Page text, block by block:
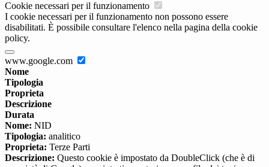
Cookie necessari per il funzionamento
I cookie necessari per il funzionamento non possono essere
disabilitati. È possibile consultare l'elenco nella pagina della cookie
policy.
www.google.com
Nome
Tipologia
Proprieta
Descrizione
Durata
Nome: NID
Tipologia: analitico
Proprieta: Terze Parti
Descrizione: Questo cookie è impostato da DoubleClick (che è di